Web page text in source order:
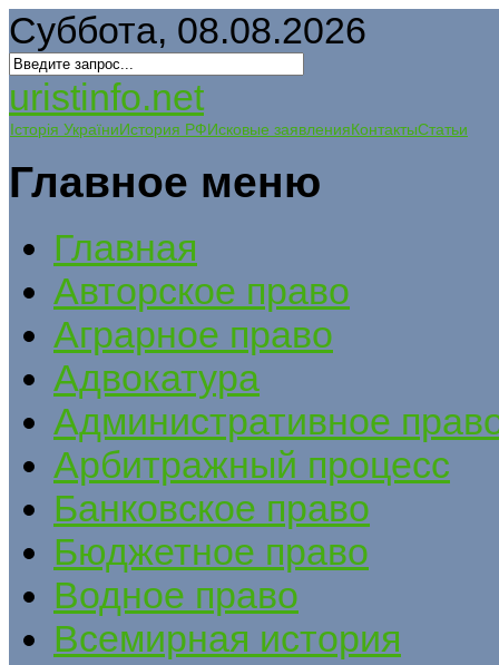
Суббота, 08.08.2026
uristinfo.net
Історія УкраїниИстория РФИсковые заявленияКонтактыСтатьи
Главное меню
Главная
Авторское право
Аграрное право
Адвокатура
Административное
Арбитражный процесс
Банковское право
Бюджетное право
Водное право
Всемирная история